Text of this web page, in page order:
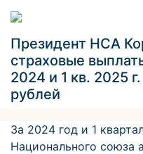
Президент НСА
страховые
2024 и 1 кв. 2025
рублей
За 2024 год и 1
Национального союза